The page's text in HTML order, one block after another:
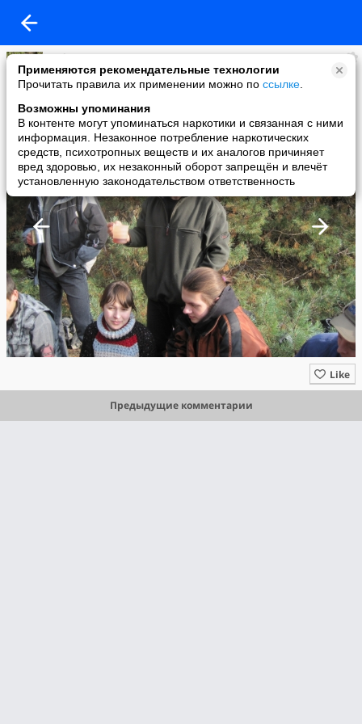
Применяются рекомендательные технологии
Прочитать правила их применении можно по ссылке
Возможны упоминания
В контенте могут упоминаться наркотики и связанная с ними
информация. Незаконное потребление наркотических
средств, психотропных веществ и их аналогов причиняет
вред здоровью, их незаконный оборот запрещён и влечёт
установленную законодательством ответственность
Svd -------
added a photo
23 Nov в 00:39
Like
Предыдущие комментарии